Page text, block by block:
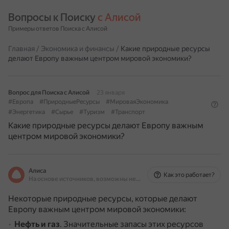
Вопросы к Поиску с Алисой
Примеры ответов Поиска с Алисой
Главная / Экономика и финансы / Какие природные ресурсы
делают Европу важным центром мировой экономики?
Вопрос для Поиска с Алисой
23 января
#Европа
#ПриродныеРесурсы
#МироваяЭкономика
#Энергетика
#Сырье #Туризм #Транспорт
Какие природные ресурсы делают Европу важным
центром мировой экономики?
Алиса
На основе источников, возможны неточности
Как это работает?
Некоторые природные ресурсы, которые делают
Европу важным центром мировой экономики:
Нефть и газ. Значительные запасы этих ресурсов